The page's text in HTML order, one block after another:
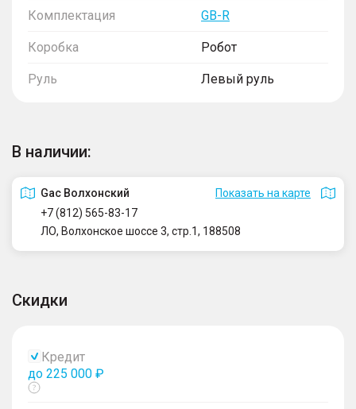
Комплектация GB-R
Коробка Робот
Руль Левый руль
В наличии:
Gac Волхонский
Показать на карте
+7 (812) 565-83-17
ЛО, Волхонское шоссе 3, стр.1, 188508
Скидки
Кредит
до 225 000 ₽
Показать